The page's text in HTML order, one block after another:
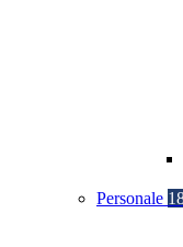
Personale